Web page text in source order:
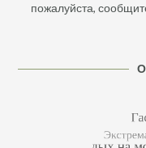
пожалуйста,